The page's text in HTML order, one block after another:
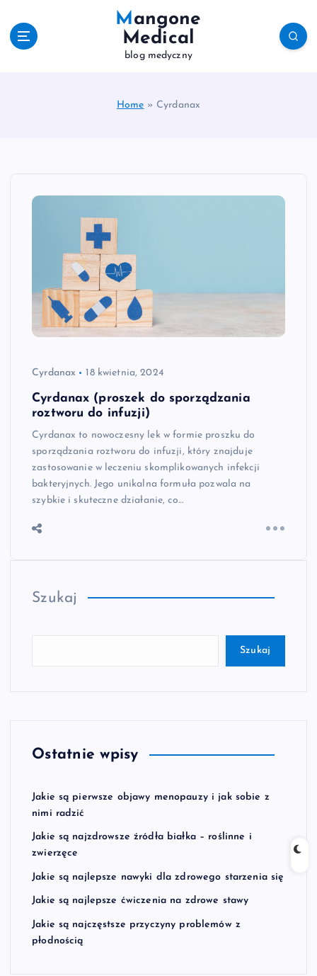
Mangone
Medical
blog medyczny
Home » Cyrdanax
Cyrdanax 18 kwietnia, 2024
Cyrdanax (proszek do sporządzania
roztworu do infuzji)
Cyrdanax to nowoczesny lek w formie proszku do
sporządzania roztworu do infuzji, który znajduje
zastosowanie w leczeniu skomplikowanych infekcji
bakteryjnych. Jego unikalna formuła pozwala na
szybkie i skuteczne działanie, co…
Szukaj
Szukaj
Ostatnie wpisy
Jakie są pierwsze objawy menopauzy i jak sobie z
nimi radzić
Jakie są najzdrowsze źródła białka – roślinne i
zwierzęce
Jakie są najlepsze nawyki dla zdrowego starzenia się
Jakie są najlepsze ćwiczenia na zdrowe stawy
Jakie są najczęstsze przyczyny problemów z
płodnością